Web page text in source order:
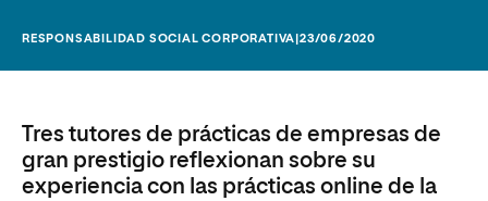
RESPONSABILIDAD SOCIAL CORPORATIVA |23/06/2020
Tres tutores de prácticas de empresas de
gran prestigio reflexionan sobre su
experiencia con las prácticas online de la